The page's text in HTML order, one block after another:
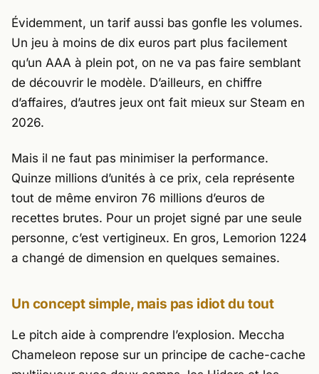
Évidemment, un tarif aussi bas gonfle les volumes.
Un jeu à moins de dix euros part plus facilement
qu’un AAA à plein pot, on ne va pas faire semblant
de découvrir le modèle. D’ailleurs, en chiffre
d’affaires, d’autres jeux ont fait mieux sur Steam en
2026.
Mais il ne faut pas minimiser la performance.
Quinze millions d’unités à ce prix, cela représente
tout de même environ 76 millions d’euros de
recettes brutes. Pour un projet signé par une seule
personne, c’est vertigineux. En gros, Lemorion 1224
a changé de dimension en quelques semaines.
Un concept simple, mais pas idiot du tout
Le pitch aide à comprendre l’explosion. Meccha
Chameleon repose sur un principe de cache-cache